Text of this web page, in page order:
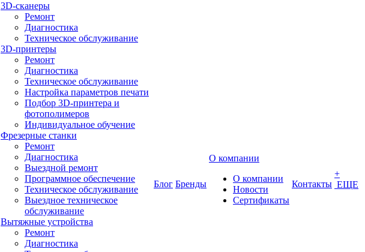
3D-сканеры
Ремонт
Диагностика
Техническое обслуживание
3D-принтеры
Ремонт
Диагностика
Техническое обслуживание
Настройка параметров печати
Подбор 3D-принтера и
фотополимеров
Индивидуальное обучение
Фрезерные станки
Ремонт
Диагностика
Выездной ремонт
Программное обеспечение
Техническое обслуживание
Выездное техническое
обслуживание
Вытяжные устройства
Ремонт
Диагностика
Блог Бренды
О компании
О компании
Новости
Сертификаты
Контакты
+
ЕЩЕ